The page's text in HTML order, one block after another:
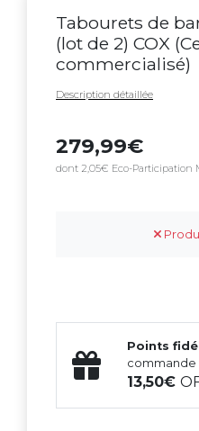
Tabourets de
(lot de 2) COX (
commercialisé)
Description détaillée
279,99
dont 2,05€ Eco-Participation
Points
commande
13,50